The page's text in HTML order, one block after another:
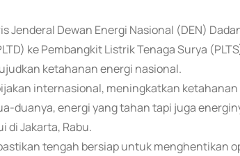
Jenderal Dewan Energi Nasional (DEN)
ke Pembangkit Listrik Tenaga Surya
ketahanan energi nasional.
internasional, meningkatkan
duanya, energi yang tahan tapi juga
di Jakarta, Rabu.
tengah bersiap untuk menghentikan